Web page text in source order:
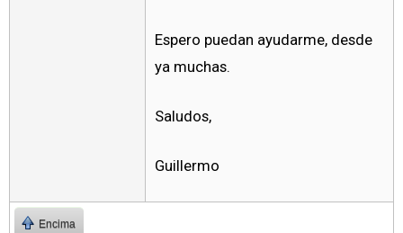
Espero puedan ayudarme, desde
ya muchas.
Saludos,
Guillermo
Encima